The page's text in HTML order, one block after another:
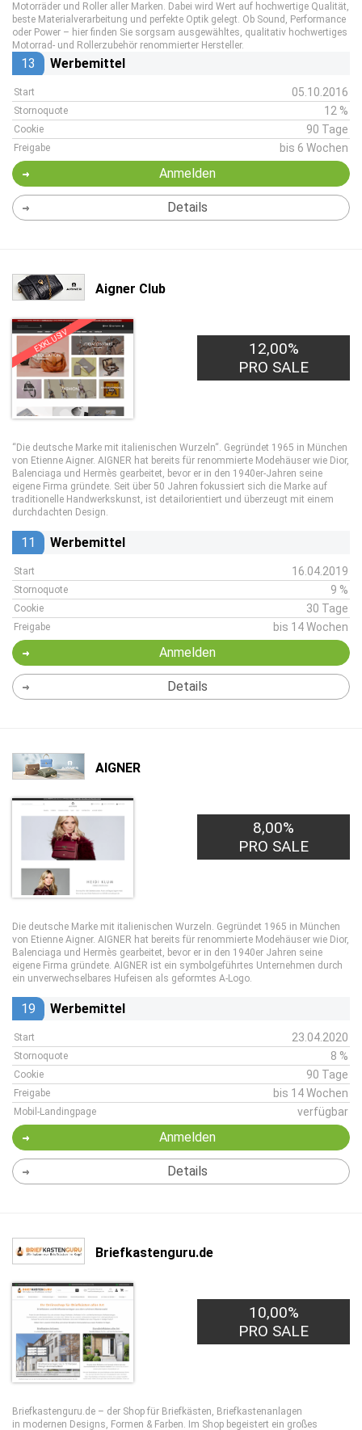
Motorräder und Roller aller Marken. Dabei wird Wert auf hochwertige Qualität,
beste Materialverarbeitung und perfekte Optik gelegt. Ob Sound, Performance
oder Power – hier finden Sie sorgsam ausgewähltes, qualitativ hochwertiges
Motorrad- und Rollerzubehör renommierter Hersteller.
13 Werbemittel
Start 05.10.2016
Stornoquote 12 %
Cookie 90 Tage
Freigabe bis 6 Wochen
Anmelden
Details
Aigner Club
EXKLUSIV
12,00%
PRO SALE
“Die deutsche Marke mit italienischen Wurzeln“. Gegründet 1965 in München
von Etienne Aigner. AIGNER hat bereits für renommierte Modehäuser wie Dior,
Balenciaga und Hermès gearbeitet, bevor er in den 1940er-Jahren seine
eigene Firma gründete. Seit über 50 Jahren fokussiert sich die Marke auf
traditionelle Handwerkskunst, ist detailorientiert und überzeugt mit einem
durchdachten Design.
11 Werbemittel
Start 16.04.2019
Stornoquote 9 %
Cookie 30 Tage
Freigabe bis 14 Wochen
Anmelden
Details
AIGNER
8,00%
PRO SALE
Die deutsche Marke mit italienischen Wurzeln. Gegründet 1965 in München
von Etienne Aigner. AIGNER hat bereits für renommierte Modehäuser wie Dior,
Balenciaga und Hermès gearbeitet, bevor er in den 1940er Jahren seine
eigene Firma gründete. AIGNER ist ein symbolgeführtes Unternehmen durch
ein unverwechselbares Hufeisen als geformtes A-Logo.
19 Werbemittel
Start 23.04.2020
Stornoquote 8 %
Cookie 90 Tage
Freigabe bis 14 Wochen
Mobil-Landingpage verfügbar
Anmelden
Details
Briefkastenguru.de
10,00%
PRO SALE
Briefkastenguru.de – der Shop für Briefkästen, Briefkastenanlagen
in modernen Designs, Formen & Farben. Im Shop begeistert ein großes